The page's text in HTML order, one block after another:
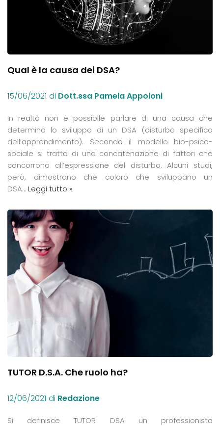
Qual è la causa dei DSA?
15/06/2021 di Dott.ssa Pamela Appoloni
In realtà non è possibile parlare di una causa che
determina lo sviluppo di un DSA (disturbo specifico
dell’apprendimento). Secondo il modello bio-psico-
sociale si tratta di una concatenazione di fattori che
concorrono all’espressione del disturbo. Alcuni studi,
però, dimostrano che coloro che sviluppano un
DSA…Leggi tutto »
TUTOR D.S.A. Che ruolo ha?
12/06/2021 di Redazione
Si definisce TUTOR DSA un professionista